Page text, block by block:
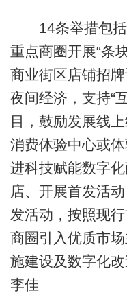
14条举措包括
重点商圈开展“条
商业街区店铺招
夜间经济，支持“
目，鼓励发展线
消费体验中心或
进科技赋能数字
店、开展首发活
发活动，按照现
商圈引入优质市
施建设及数字化
李佳